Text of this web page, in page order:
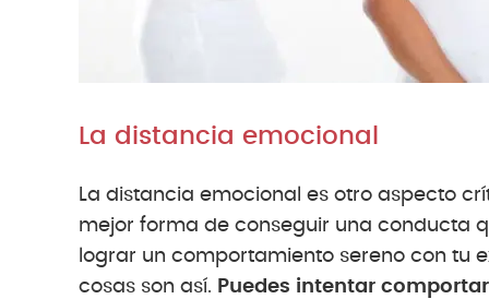
La distancia emocional
La distancia emocional es otro aspecto
mejor forma de conseguir una conducta
lograr un comportamiento sereno con tu
cosas son así. Puedes intentar